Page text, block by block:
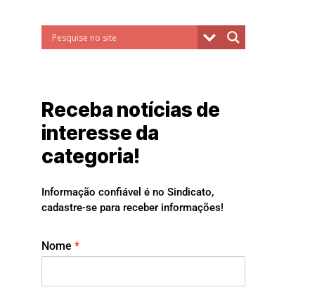
Receba notícias de
interesse da
categoria!
Informação confiável é no Sindicato,
cadastre-se para receber informações!
Nome *